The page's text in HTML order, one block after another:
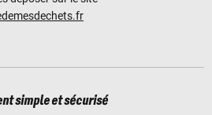
simple et sécurisé